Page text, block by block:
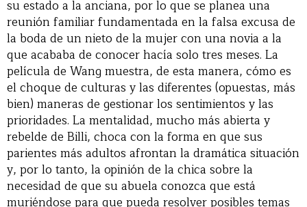
su estado a la anciana, por lo que se planea una
reunión familiar fundamentada en la falsa excusa de
la boda de un nieto de la mujer con una novia a la
que acababa de conocer hacía solo tres meses. La
película de Wang muestra, de esta manera, cómo es
el choque de culturas y las diferentes (opuestas, más
bien) maneras de gestionar los sentimientos y las
prioridades. La mentalidad, mucho más abierta y
rebelde de Billi, choca con la forma en que sus
parientes más adultos afrontan la dramática situación
y, por lo tanto, la opinión de la chica sobre la
necesidad de que su abuela conozca que está
muriéndose para que pueda resolver posibles temas